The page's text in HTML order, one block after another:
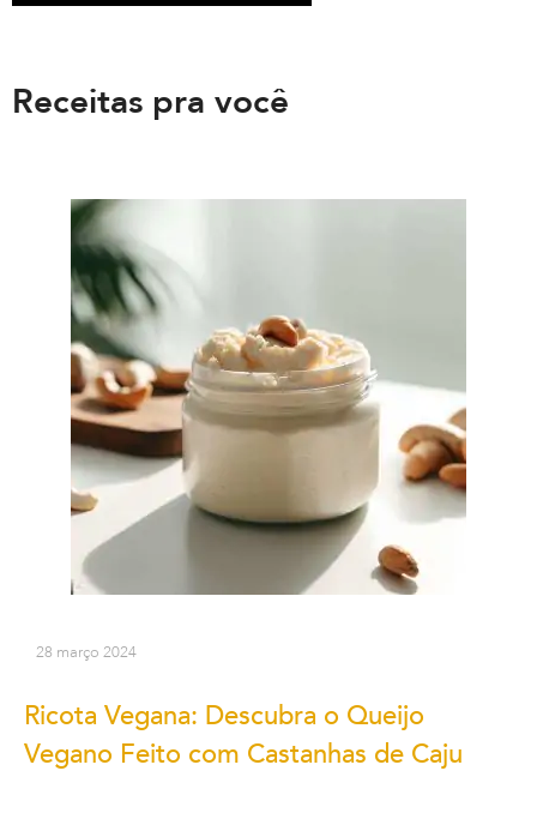
Receitas pra você
28 março 2024
Ricota Vegana: Descubra o Queijo
Vegano Feito com Castanhas de Caju